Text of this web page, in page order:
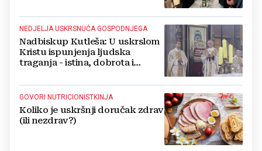
NEDJELJA USKRSNUĆA GOSPODNJEGA
Nadbiskup Kutleša: U uskrslom
Kristu ispunjenja ljudska
traganja - istina, dobrota i
GOVORI NUTRICIONISTKINJA
Koliko je uskršnji doručak zdrav
(ili nezdrav?)